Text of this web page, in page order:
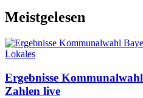
Meistgelesen
Lokales
Ergebnisse
Zahlen live